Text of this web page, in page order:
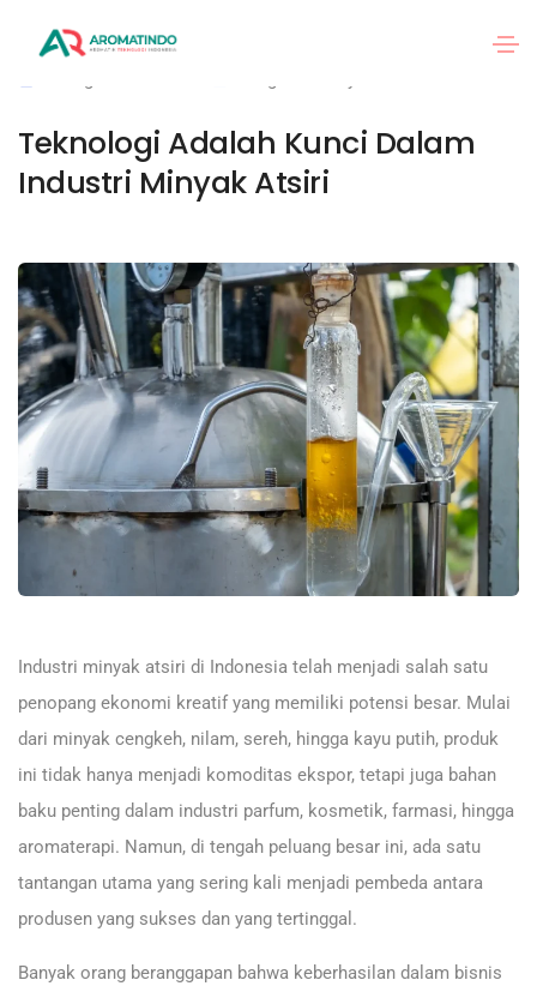
Teknologi Adalah Kunci Dalam
Industri Minyak Atsiri
Industri minyak atsiri di Indonesia telah menjadi salah satu
penopang ekonomi kreatif yang memiliki potensi besar. Mulai
dari minyak cengkeh, nilam, sereh, hingga kayu putih, produk
ini tidak hanya menjadi komoditas ekspor, tetapi juga bahan
baku penting dalam industri parfum, kosmetik, farmasi, hingga
aromaterapi. Namun, di tengah peluang besar ini, ada satu
tantangan utama yang sering kali menjadi pembeda antara
produsen yang sukses dan yang tertinggal.
Banyak orang beranggapan bahwa keberhasilan dalam bisnis